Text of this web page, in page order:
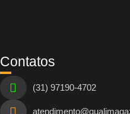
Contatos
(31) 97190-4702